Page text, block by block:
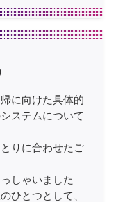
に向けた具体的
ステムについて
りに合わせたご
しゃいました
ひとつとして、